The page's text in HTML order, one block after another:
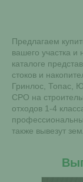
Предлагаем
вашего участка и
каталоге
стоков и
Гринлос, Топас,
СРО на
отходов 1-4
также вывезут